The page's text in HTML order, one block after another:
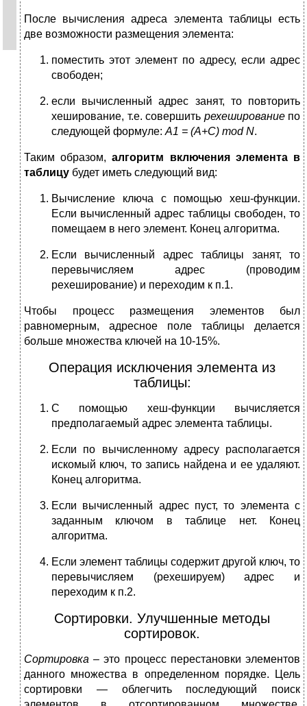
После вычисления адреса элемента таблицы есть
две возможности размещения элемента:
поместить этот элемент по адресу, если адрес
свободен;
если вычисленный адрес занят, то повторить
хеширование, т.е. совершить рехеширование по
следующей формуле:A1 = (A+C) mod N.
Таким образом,алгоритм включения элемента в
таблицу будет иметь следующий вид:
Вычисление ключа с помощью хеш-функции.
Если вычисленный адрес таблицы свободен, то
помещаем в него элемент. Конец алгоритма.
Если вычисленный адрес таблицы занят, то
перевычисляем адрес (проводим
рехеширование) и переходим к п.1.
Чтобы процесс размещения элементов был
равномерным, адресное поле таблицы делается
больше множества ключей на 10-15%.
Операция исключения элемента из
таблицы:
С помощью хеш-функции вычисляется
предполагаемый адрес элемента таблицы.
Если по вычисленному адресу располагается
искомый ключ, то запись найдена и ее удаляют.
Конец алгоритма.
Если вычисленный адрес пуст, то элемента с
заданным ключом в таблице нет. Конец
алгоритма.
Если элемент таблицы содержит другой ключ, то
перевычисляем (рехешируем) адрес и
переходим к п.2.
Сортировки. Улучшенные методы
сортировок.
Сортировка –это процесс перестановки элементов
данного множества в определенном порядке. Цель
сортировки — облегчить последующий поиск